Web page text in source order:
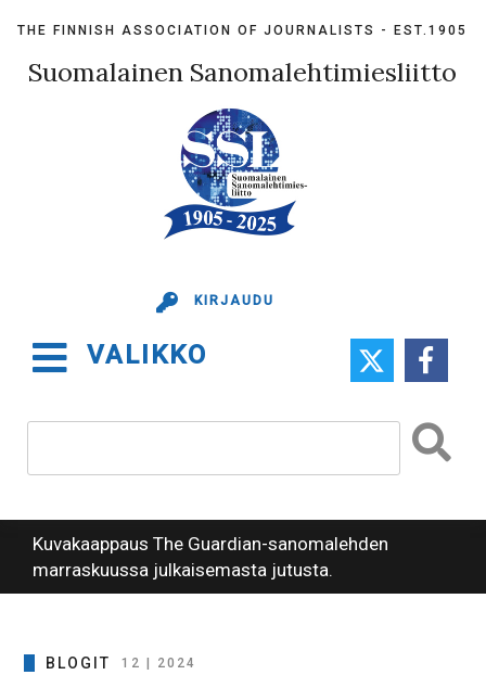
content
THE FINNISH ASSOCIATION OF JOURNALISTS - EST.1905
Suomalainen Sanomalehtimiesliitto
KIRJAUDU
VALIKKO
Kuvakaappaus The Guardian-sanomalehden
marraskuussa julkaisemasta jutusta.
BLOGIT 12 | 2024